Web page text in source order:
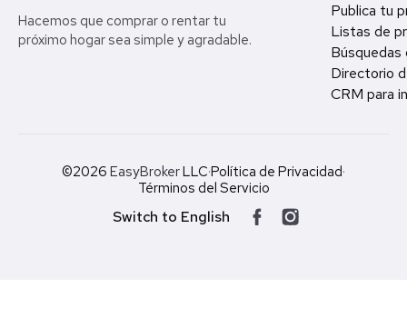
Hacemos que comprar o rentar tu
próximo hogar sea simple y agradable.
Publica tu
Listas de
Búsquedas
Directorio
CRM para
©2026 EasyBrokerLLC·Política de Privacidad·
Términos del Servicio
Switch to English